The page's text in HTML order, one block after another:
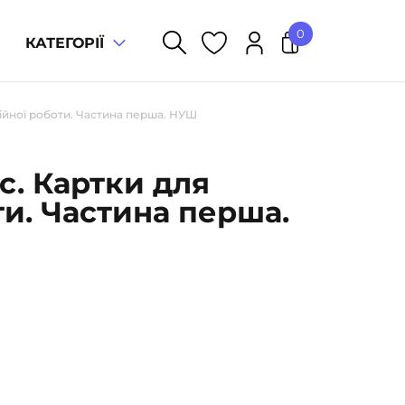
КАТЕГОРІЇ
0
У кошику немає товарів.
роботи. Частина перша. НУШ
Картки для
Частина перша.